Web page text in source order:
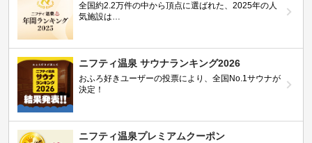
全国約2.2万件の中から頂点に選ばれた、2025年の人
気施設は…
ニフティ温泉 サウナランキング2026
おふろ好きユーザーの投票により、全国No.1サウナが
決定！
ニフティ温泉プレミアムクーポン